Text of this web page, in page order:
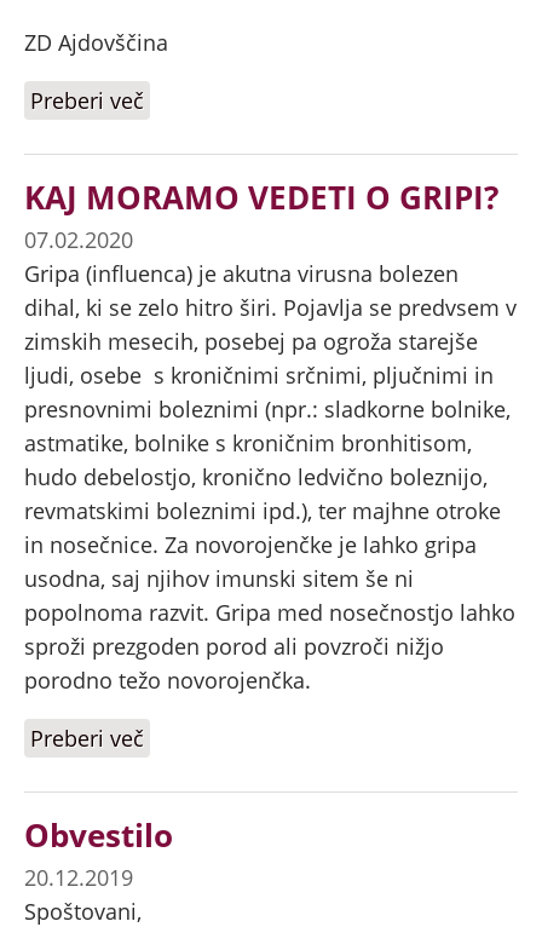
ZD Ajdovščina
Preberi več
KAJ MORAMO VEDETI O GRIPI?
07.02.2020
Gripa (influenca) je akutna virusna bolezen
dihal, ki se zelo hitro širi. Pojavlja se predvsem v
zimskih mesecih, posebej pa ogroža starejše
ljudi, osebe s kroničnimi srčnimi, pljučnimi in
presnovnimi boleznimi (npr.: sladkorne bolnike,
astmatike, bolnike s kroničnim bronhitisom,
hudo debelostjo, kronično ledvično boleznijo,
revmatskimi boleznimi ipd.), ter majhne otroke
in nosečnice. Za novorojenčke je lahko gripa
usodna, saj njihov imunski sitem še ni
popolnoma razvit. Gripa med nosečnostjo lahko
sproži prezgoden porod ali povzroči nižjo
porodno težo novorojenčka.
Preberi več
Obvestilo
20.12.2019
Spoštovani,